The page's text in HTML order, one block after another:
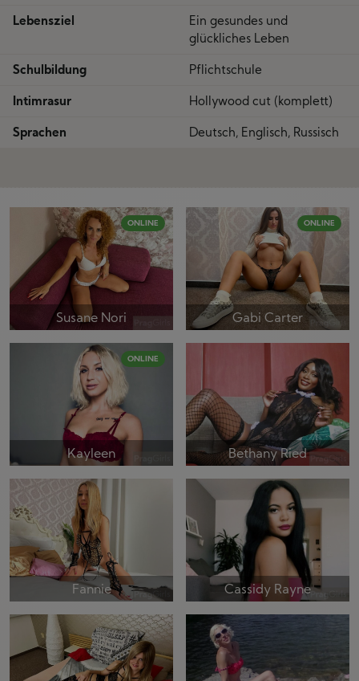
Lebensziel
Ein gesundes und
glückliches Leben
Schulbildung Pflichtschule
Intimrasur Hollywood cut (komplett)
Sprachen Deutsch, Englisch, Russisch
ONLINE
Susane Nori
ONLINE
Gabi Carter
ONLINE
Kayleen Bethany Ried
Fannie Cassidy Rayne